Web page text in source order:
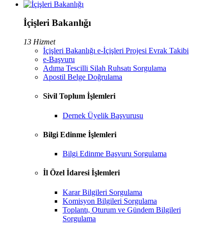
İçişleri Bakanlığı
13 Hizmet
İçişleri Bakanlığı e-İçişleri Projesi Evrak Takibi
e-Başvuru
Adıma Tescilli Silah Ruhsatı Sorgulama
Apostil Belge Doğrulama
Sivil Toplum İşlemleri
Dernek Üyelik Başvurusu
Bilgi Edinme İşlemleri
Bilgi Edinme Başvuru Sorgulama
İl Özel İdaresi İşlemleri
Karar Bilgileri Sorgulama
Komisyon Bilgileri Sorgulama
Toplantı, Oturum ve Gündem Bilgileri
Sorgulama